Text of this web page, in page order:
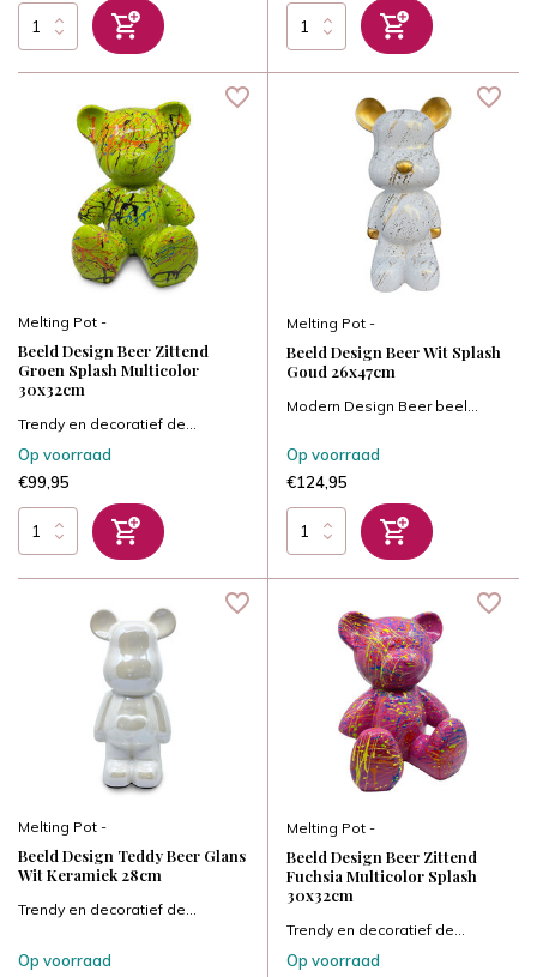
Melting Pot -
Beeld Design Beer Zittend
Groen Splash Multicolor
30x32cm
Trendy en decoratief de...
Op voorraad
€99,95
Melting Pot -
Beeld Design Beer Wit Splash
Goud 26x47cm
Modern Design Beer beel...
Op voorraad
€124,95
Melting Pot -
Beeld Design Teddy Beer Glans
Wit Keramiek 28cm
Trendy en decoratief de...
Op voorraad
Melting Pot -
Beeld Design Beer Zittend
Fuchsia Multicolor Splash
30x32cm
Trendy en decoratief de...
Op voorraad